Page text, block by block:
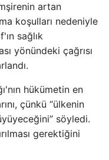
artan
koşulları nedeniyle
sağlık
yönündeki çağrısı
hükümetin en
çünkü “ülkenin
söyledi.
gerektiğini